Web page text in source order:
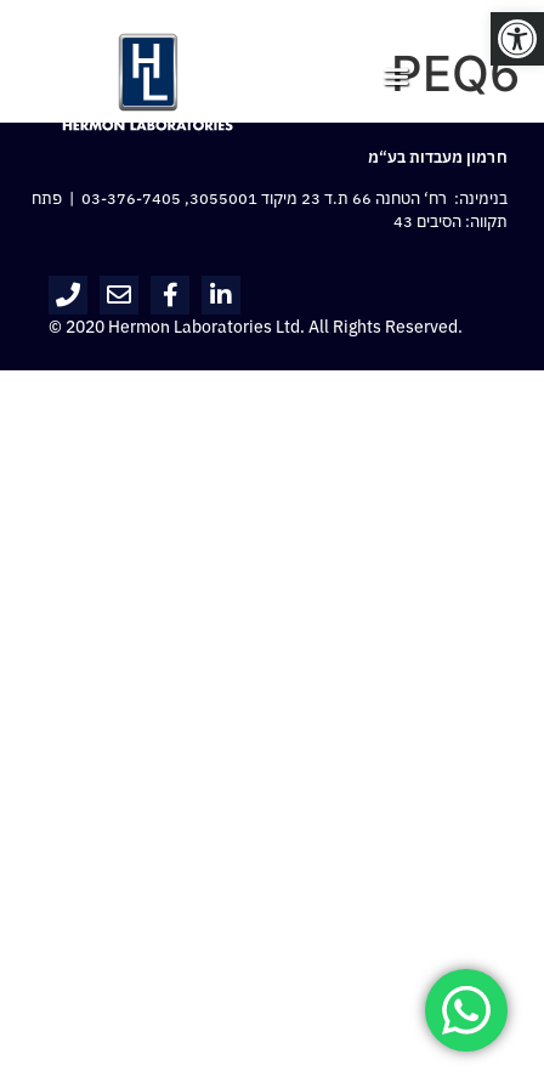
פתח סרגל נגישות
PEQ6
חרמון מעבדות בע“מ
בנימינה: רח‘ הטחנה 66 ת.ד 23 מיקוד 3055001,
03-376-7405 | פתח
תקווה: הסיבים 43
© 2020 Hermon Laboratories Ltd. All Rights Reserved.